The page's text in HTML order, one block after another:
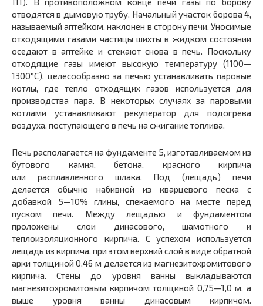
отводятся в дымовую трубу. Начальный уча­сток борова 4,
называемый аптейком, наклонен в сторо­ну печи. Уносимые
отходящими газами частицы шихты в жидком состоянии
оседают в аптейке и стекают снова в печь. Поскольку
отходящие газы имеют высокую тем­пературу (1100—
1300°С), целесообразно за печью уста­навливать паровые
котлы, где тепло отходящих газов используется для
производства пара. В некоторых случаях за паровыми
котлами устанавливают рекуператор для подогрева
воздуха, поступающего в печь на сжига­ние топлива.
Печь располагается на фундаменте 5, изготавливае­мом из
бутового камня, бетона, красного кирпича
или расплавленного шлака. Под (лещадь) печи
делается обычно набивной из кварцевого песка с
добавкой 5—10% глины, спекаемого на месте перед
пуском печи. Между лещадью и фундаментом
проложены слои дина­сового, шамотного и
теплоизоляционного кирпича. С успехом используется
лещадь из кирпича, при этом верхний слой в виде обратной
арки толщиной 0,46 м де­лается из магнезитохромитового
кирпича. Стены до уровня ванны выкладываются
магнезитохромитовым кирпичом толщиной 0,75—1,0 м, а
выше уровня ванны динасовым кирпичом.